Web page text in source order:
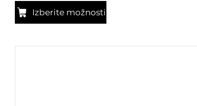
Izberite možnosti